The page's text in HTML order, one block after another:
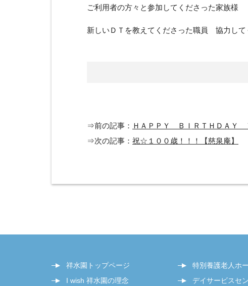
ご利用者の方々と参加してくださった家族様
新しいＤＴを教えてくださった職員 協力し
⇒前の記事： ＨＡＰＰＹ ＢＩＲＴＨＤＡ
⇒次の記事： 祝☆１００歳！！！【慈泉庵】
祥水園トップページ
I wish 祥水園の理念
特別養護老人ホ
デイサービスセ